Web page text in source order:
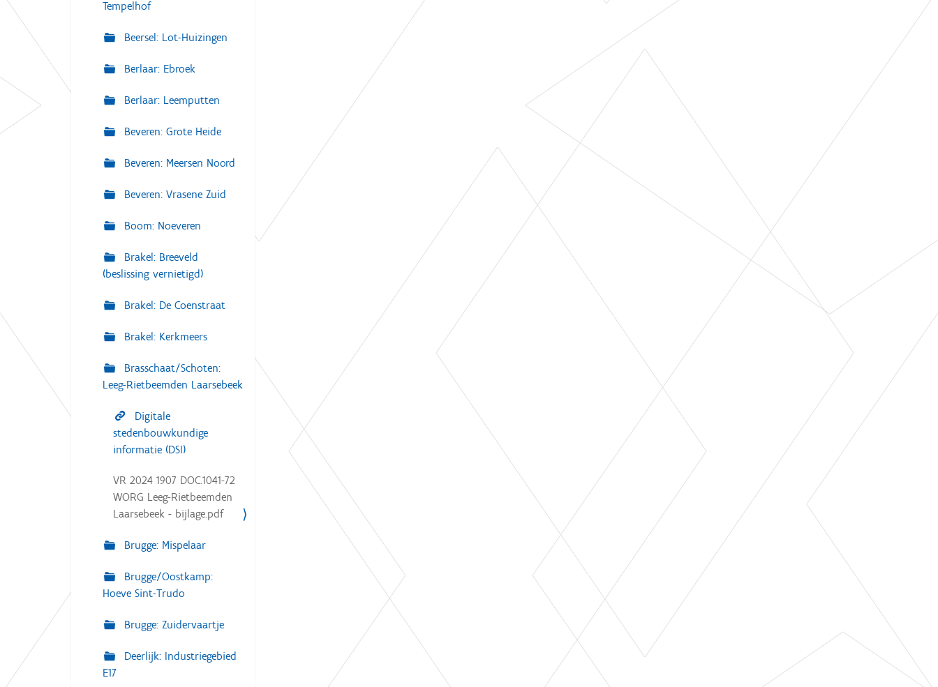
Tempelhof
Beersel: Lot-Huizingen
Berlaar: Ebroek
Berlaar: Leemputten
Beveren: Grote Heide
Beveren: Meersen Noord
Beveren: Vrasene Zuid
Boom: Noeveren
Brakel: Breeveld
(beslissing vernietigd)
Brakel: De Coenstraat
Brakel: Kerkmeers
Brasschaat/Schoten:
Leeg-Rietbeemden Laarsebeek
Digitale
stedenbouwkundige
informatie (DSI)
VR 2024 1907 DOC.1041-72
WORG Leeg-Rietbeemden
Laarsebeek - bijlage.pdf
Brugge: Mispelaar
Brugge/Oostkamp:
Hoeve Sint-Trudo
Brugge: Zuidervaartje
Deerlijk: Industriegebied
E17